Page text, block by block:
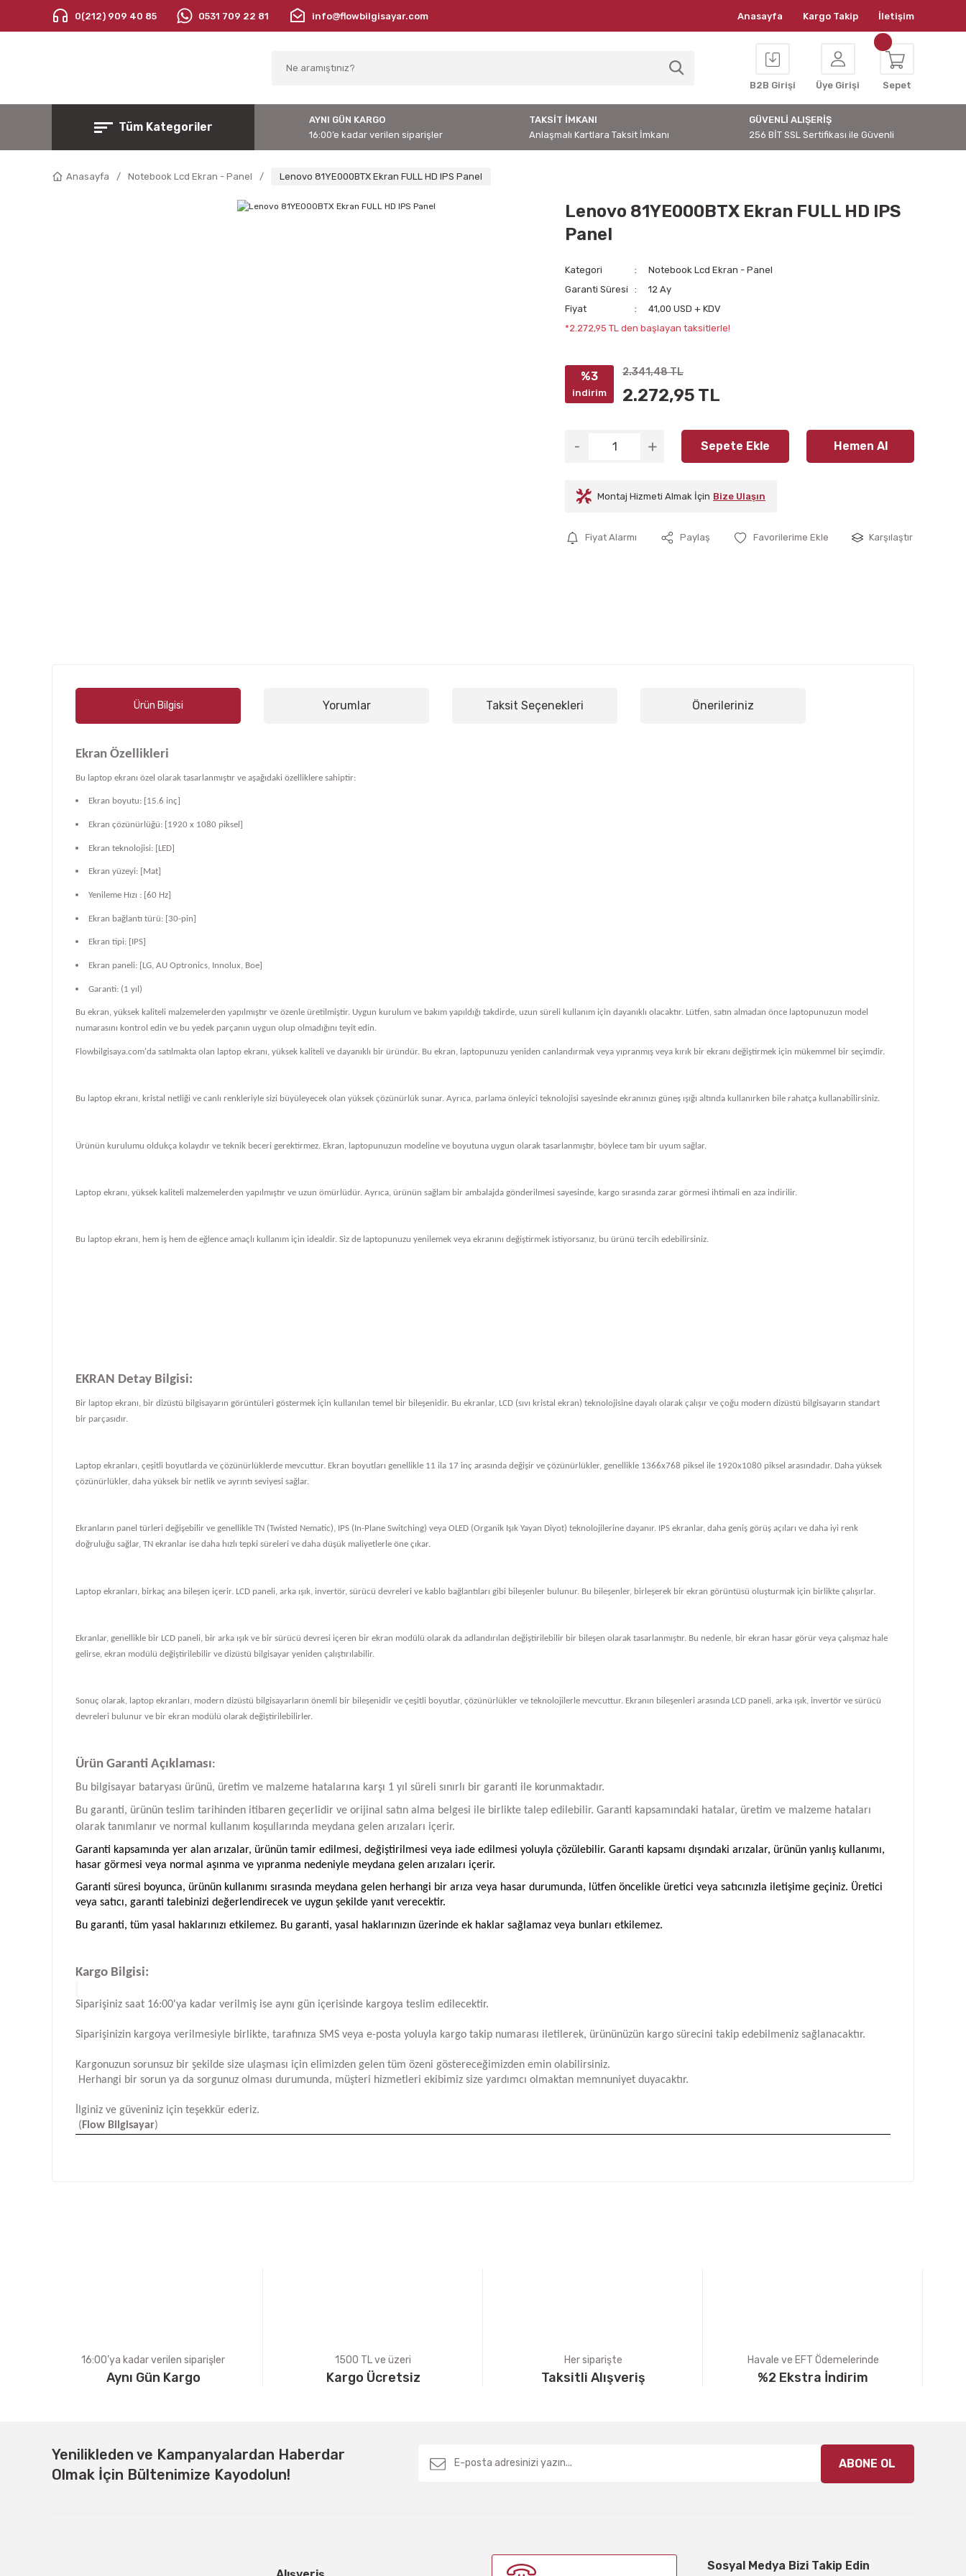
0(212) 909 40 85 0531 709 22 81 info@flowbilgisayar.com Anasayfa Kargo Takip İletişim
B2B Girişi Üye Girişi Sepet
Tüm Kategoriler
AYNI GÜN KARGO
16:00’e kadar verilen siparişler
TAKSİT İMKANI
Anlaşmalı Kartlara Taksit İmkanı
GÜVENLİ ALIŞERİŞ
256 BİT SSL Sertifikası ile Güvenli
Anasayfa Notebook Lcd Ekran - Panel Lenovo 81YE000BTX Ekran FULL HD IPS Panel
Lenovo 81YE000BTX Ekran FULL HD IPS
Panel
Kategori
Notebook Lcd Ekran - Panel
Garanti Süresi
12 Ay
Fiyat
41,00 USD + KDV
*2.272,95 TL den başlayan taksitlerle!
%3
indirim
2.341,48 TL
2.272,95 TL
Sepete Ekle Hemen Al
Montaj Hizmeti Almak İçin Bize Ulaşın
Fiyat Alarmı Paylaş Karşılaştır
Ürün Bilgisi Yorumlar Taksit Seçenekleri Önerileriniz
Ekran Özellikleri
Bu laptop ekranı özel olarak tasarlanmıştır ve aşağıdaki özelliklere sahiptir:
Ekran boyutu: [15.6 inç]
Ekran çözünürlüğü: [1920 x 1080 piksel]
Ekran teknolojisi: [LED]
Ekran yüzeyi: [Mat]
Yenileme Hızı : [60 Hz]
Ekran bağlantı türü: [30-pin]
Ekran tipi: [IPS]
Ekran paneli: [LG, AU Optronics, Innolux, Boe]
Garanti: (1 yıl)
Bu ekran, yüksek kaliteli malzemelerden yapılmıştır ve özenle üretilmiştir. Uygun kurulum ve bakım yapıldığı takdirde, uzun süreli kullanım için dayanıklı olacaktır. Lütfen, satın almadan önce laptopunuzun model
numarasını kontrol edin ve bu yedek parçanın uygun olup olmadığını teyit edin.
Flowbilgisaya.com'da satılmakta olan laptop ekranı, yüksek kaliteli ve dayanıklı bir üründür. Bu ekran, laptopunuzu yeniden canlandırmak veya yıpranmış veya kırık bir ekranı değiştirmek için mükemmel bir seçimdir.
Bu laptop ekranı, kristal netliği ve canlı renkleriyle sizi büyüleyecek olan yüksek çözünürlük sunar. Ayrıca, parlama önleyici teknolojisi sayesinde ekranınızı güneş ışığı altında kullanırken bile rahatça kullanabilirsiniz.
Ürünün kurulumu oldukça kolaydır ve teknik beceri gerektirmez. Ekran, laptopunuzun modeline ve boyutuna uygun olarak tasarlanmıştır, böylece tam bir uyum sağlar.
Laptop ekranı, yüksek kaliteli malzemelerden yapılmıştır ve uzun ömürlüdür. Ayrıca, ürünün sağlam bir ambalajda gönderilmesi sayesinde, kargo sırasında zarar görmesi ihtimali en aza indirilir.
Bu laptop ekranı, hem iş hem de eğlence amaçlı kullanım için idealdir. Siz de laptopunuzu yenilemek veya ekranını değiştirmek istiyorsanız, bu ürünü tercih edebilirsiniz.
EKRAN Detay Bilgisi:
Bir laptop ekranı, bir dizüstü bilgisayarın görüntüleri göstermek için kullanılan temel bir bileşenidir. Bu ekranlar, LCD (sıvı kristal ekran) teknolojisine dayalı olarak çalışır ve çoğu modern dizüstü bilgisayarın standart
bir parçasıdır.
Laptop ekranları, çeşitli boyutlarda ve çözünürlüklerde mevcuttur. Ekran boyutları genellikle 11 ila 17 inç arasında değişir ve çözünürlükler, genellikle 1366x768 piksel ile 1920x1080 piksel arasındadır. Daha yüksek
çözünürlükler, daha yüksek bir netlik ve ayrıntı seviyesi sağlar.
Ekranların panel türleri değişebilir ve genellikle TN (Twisted Nematic), IPS (In-Plane Switching) veya OLED (Organik Işık Yayan Diyot) teknolojilerine dayanır. IPS ekranlar, daha geniş görüş açıları ve daha iyi renk
doğruluğu sağlar, TN ekranlar ise daha hızlı tepki süreleri ve daha düşük maliyetlerle öne çıkar.
Laptop ekranları, birkaç ana bileşen içerir. LCD paneli, arka ışık, invertör, sürücü devreleri ve kablo bağlantıları gibi bileşenler bulunur. Bu bileşenler, birleşerek bir ekran görüntüsü oluşturmak için birlikte çalışırlar.
Ekranlar, genellikle bir LCD paneli, bir arka ışık ve bir sürücü devresi içeren bir ekran modülü olarak da adlandırılan değiştirilebilir bir bileşen olarak tasarlanmıştır. Bu nedenle, bir ekran hasar görür veya çalışmaz hale
gelirse, ekran modülü değiştirilebilir ve dizüstü bilgisayar yeniden çalıştırılabilir.
Sonuç olarak, laptop ekranları, modern dizüstü bilgisayarların önemli bir bileşenidir ve çeşitli boyutlar, çözünürlükler ve teknolojilerle mevcuttur. Ekranın bileşenleri arasında LCD paneli, arka ışık, invertör ve sürücü
devreleri bulunur ve bir ekran modülü olarak değiştirilebilirler.
Ürün Garanti Açıklaması:
Bu bilgisayar bataryası ürünü, üretim ve malzeme hatalarına karşı 1 yıl süreli sınırlı bir garanti ile korunmaktadır.
Bu garanti, ürünün teslim tarihinden itibaren geçerlidir ve orijinal satın alma belgesi ile birlikte talep edilebilir. Garanti kapsamındaki hatalar, üretim ve malzeme hataları
olarak tanımlanır ve normal kullanım koşullarında meydana gelen arızaları içerir.
Garanti kapsamında yer alan arızalar, ürünün tamir edilmesi, değiştirilmesi veya iade edilmesi yoluyla çözülebilir. Garanti kapsamı dışındaki arızalar, ürünün yanlış kullanımı,
hasar görmesi veya normal aşınma ve yıpranma nedeniyle meydana gelen arızaları içerir.
Garanti süresi boyunca, ürünün kullanımı sırasında meydana gelen herhangi bir arıza veya hasar durumunda, lütfen öncelikle üretici veya satıcınızla iletişime geçiniz. Üretici
veya satıcı, garanti talebinizi değerlendirecek ve uygun şekilde yanıt verecektir.
Bu garanti, tüm yasal haklarınızı etkilemez. Bu garanti, yasal haklarınızın üzerinde ek haklar sağlamaz veya bunları etkilemez.
Kargo Bilgisi:
Siparişiniz saat 16:00'ya kadar verilmiş ise aynı gün içerisinde kargoya teslim edilecektir.
Siparişinizin kargoya verilmesiyle birlikte, tarafınıza SMS veya e-posta yoluyla kargo takip numarası iletilerek, ürününüzün kargo sürecini takip edebilmeniz sağlanacaktır.
Kargonuzun sorunsuz bir şekilde size ulaşması için elimizden gelen tüm özeni göstereceğimizden emin olabilirsiniz.
Herhangi bir sorun ya da sorgunuz olması durumunda, müşteri hizmetleri ekibimiz size yardımcı olmaktan memnuniyet duyacaktır.
İlginiz ve güveniniz için teşekkür ederiz.
( Flow Bilgisayar)
16:00’ya kadar verilen siparişler
Aynı Gün Kargo
1500 TL ve üzeri
Kargo Ücretsiz
Her siparişte
Taksitli Alışveriş
Havale ve EFT Ödemelerinde
%2 Ekstra İndirim
Yenilikleden ve Kampanyalardan Haberdar
Olmak İçin Bültenimize Kayodolun!
ABONE OL
Sosyal Medya Bizi Takip Edin